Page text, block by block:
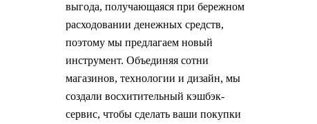
выгода, получающаяся при бережном
расходовании денежных средств,
поэтому мы предлагаем новый
инструмент. Объединяя сотни
магазинов, технологии и дизайн, мы
создали восхитительный кэшбэк-
сервис, чтобы сделать ваши покупки